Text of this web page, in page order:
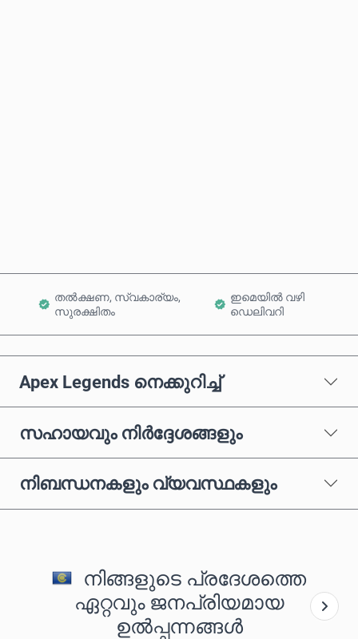
തൽക്ഷണ, സ്വകാര്യം,
സുരക്ഷിതം
ഇമെയിൽ വഴി
ഡെലിവറി
Apex Legends നെക്കുറിച്ച്
സഹായവും നിർദ്ദേശങ്ങളും
നിബന്ധനകളും വ്യവസ്ഥകളും
നിങ്ങളുടെ പ്രദേശത്തെ
ഏറ്റവും ജനപ്രിയമായ
ഉൽപ്പന്നങ്ങൾ